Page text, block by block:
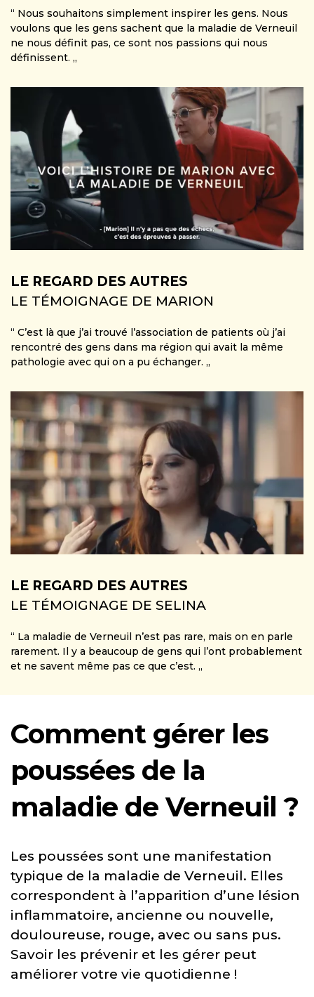
“ Nous souhaitons simplement inspirer les gens. Nous
voulons que les gens sachent que la maladie de Verneuil
ne nous définit pas, ce sont nos passions qui nous
définissent. „
LE REGARD DES AUTRES
LE TÉMOIGNAGE DE MARION
“ C’est là que j’ai trouvé l’association de patients où j’ai
rencontré des gens dans ma région qui avait la même
pathologie avec qui on a pu échanger. „
LE REGARD DES AUTRES
LE TÉMOIGNAGE DE SELINA
“ La maladie de Verneuil n’est pas rare, mais on en parle
rarement. Il y a beaucoup de gens qui l’ont probablement
et ne savent même pas ce que c’est. „
Comment gérer les
poussées de la
maladie de Verneuil ?
Les poussées sont une manifestation
typique de la maladie de Verneuil. Elles
correspondent à l’apparition d’une lésion
inflammatoire, ancienne ou nouvelle,
douloureuse, rouge, avec ou sans pus.
Savoir les prévenir et les gérer peut
améliorer votre vie quotidienne !